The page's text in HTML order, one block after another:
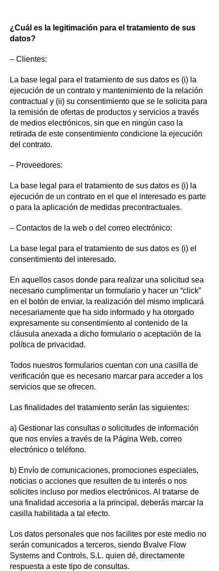
¿Cuál es la legitimación para el tratamiento de sus
datos?
– Clientes:
La base legal para el tratamiento de sus datos es (i) la
ejecución de un contrato y mantenimiento de la relación
contractual y (ii) su consentimiento que se le solicita para
la remisión de ofertas de productos y servicios a través
de medios electrónicos, sin que en ningún caso la
retirada de este consentimiento condicione la ejecución
del contrato.
– Proveedores:
La base legal para el tratamiento de sus datos es (i) la
ejecución de un contrato en el que el interesado es parte
o para la aplicación de medidas precontractuales.
– Contactos de la web o del correo electrónico:
La base legal para el tratamiento de sus datos es (i) el
consentimiento del interesado.
En aquellos casos donde para realizar una solicitud sea
necesario cumplimentar un formulario y hacer un “click”
en el botón de enviar, la realización del mismo implicará
necesariamente que ha sido informado y ha otorgado
expresamente su consentimiento al contenido de la
cláusula anexada a dicho formulario o aceptación de la
política de privacidad.
Todos nuestros formularios cuentan con una casilla de
verificación que es necesario marcar para acceder a los
servicios que se ofrecen.
Las finalidades del tratamiento serán las siguientes:
a) Gestionar las consultas o solicitudes de información
que nos envíes a través de la Página Web, correo
electrónico o teléfono.
b) Envío de comunicaciones, promociones especiales,
noticias o acciones que resulten de tu interés o nos
solicites incluso por medios electrónicos. Al tratarse de
una finalidad accesoria a la principal, deberás marcar la
casilla habilitada a tal efecto.
Los datos personales que nos facilites por este medio no
serán comunicados a terceros, siendo Bvalve Flow
Systems and Controls, S.L. quien dé, directamente
respuesta a este tipo de consultas.